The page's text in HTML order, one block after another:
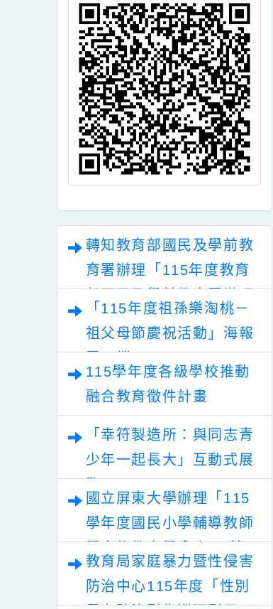
轉知教育部國民及學前教
育署辦理「115年度教育
性別平等教育建置課程與
教學人才庫實施計畫」
「115年度祖孫樂淘桃－
祖父母節慶祝活動」海報
115學年度各級學校推動
融合教育徵件計畫
「幸符製造所：與同志青
少年一起長大」互動式展
國立屏東大學辦理「115
學年度國民小學輔導教師
階段招生)
教育局家庭暴力暨性侵害
防治中心115年度「性別
府社會局為響
志工日，訂於
市112年志願
年華暨NPO成
」一案，請查
轉知財團法人罕見疾
病基金會辦理「2023
申請一案，請查照。